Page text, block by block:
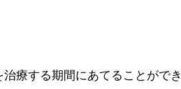
療する期間にあてることができ